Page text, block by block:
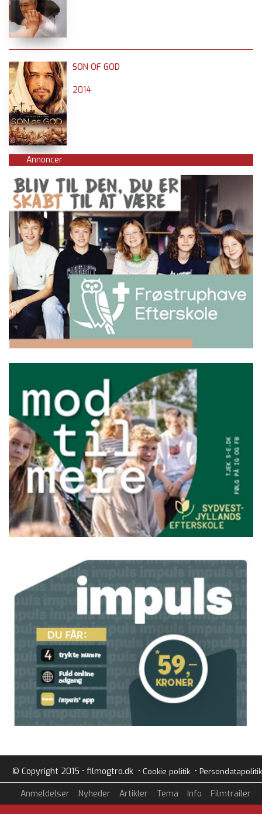
SON OF GOD
2014
Annoncer
© Copyright 2015 • filmogtro.dk • Cookie politik• Persondatapolitik
Anmeldelser Nyheder Artikler Tema Info Filmtrailer